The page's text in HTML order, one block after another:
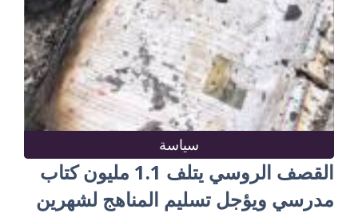
سياسة
القصف الروسي يتلف 1.1 مليون كتاب
مدرسي ويؤجل تسليم المناهج لشهرين